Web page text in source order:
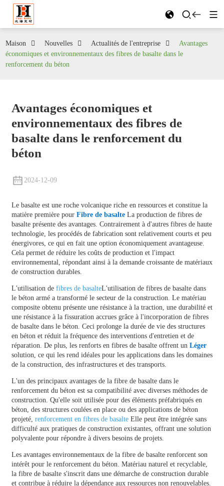
Maison Nouvelles Actualités de l'entreprise
Avantages
économiques et environnementaux des fibres de basalte dans le
renforcement du béton
Avantages économiques et
environnementaux des fibres de
basalte dans le renforcement du
béton
2024-12-09
Le basalte est une roche volcanique riche en ressources et constitue la
matière première pour Fibre de basalteLa production de fibres de
basalte présente des avantages. Contrairement à d'autres fibres de haute
technologie, les procédés de fabrication sont relativement courts et peu
énergivores, ce qui en fait une option économiquement avantageuse.
Cela permet de réduire les coûts de production et l'impact
environnemental, répondant ainsi à la demande croissante de matériaux
de construction durables.
L'utilisation de fibres de basalteL'utilisation de fibres de basalte dans
le béton armé a transformé le secteur de la construction. Le matériau
composite obtenu présente une résistance à la traction, une durabilité et
une résistance à la fissuration accrues grâce à l'incorporation de fibres
de basalte dans le béton. Ceci prolonge la durée de vie des structures
en béton et réduit la fréquence des interventions d'entretien et de
réparation. De plus, les renforts en fibres de basalte offrent un Léger
solution, ce qui les rend idéales pour les applications dans les domaines
de la construction, des infrastructures et des transports.
L'un des principaux avantages de la fibre de basalte dans le
renforcement du béton est sa compatibilité avec diverses méthodes de
construction. Qu'elle soit utilisée pour des éléments préfabriqués en
béton, des structures coulées en place ou des applications de béton
projeté, renforcement en fibres de basalteElle peut être intégrée sans
difficulté aux pratiques de construction existantes, offrant une solution
polyvalente pour répondre à divers besoins de projets.
Les avantages environnementaux de la fibre de basalte renforcent son
intérêt pour le renforcement du béton. Matériau naturel et recyclable,
la fibre de basalte s'inscrit dans une démarche de construction durable
et contribue à réduire la dépendance aux ressources non renouvelables.